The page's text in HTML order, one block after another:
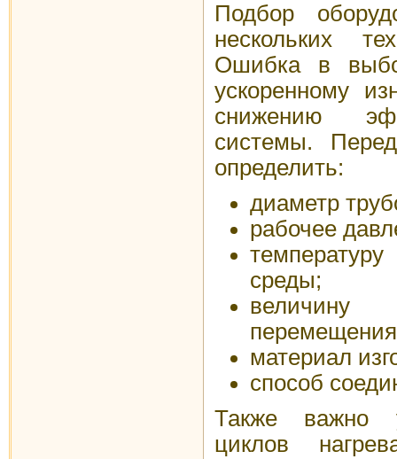
Подбор
нескольких
Ошибка в
ускоренному
снижению
системы.
определить:
диаметр
рабочее
среды;
величину
материал
способ
Также важно
циклов